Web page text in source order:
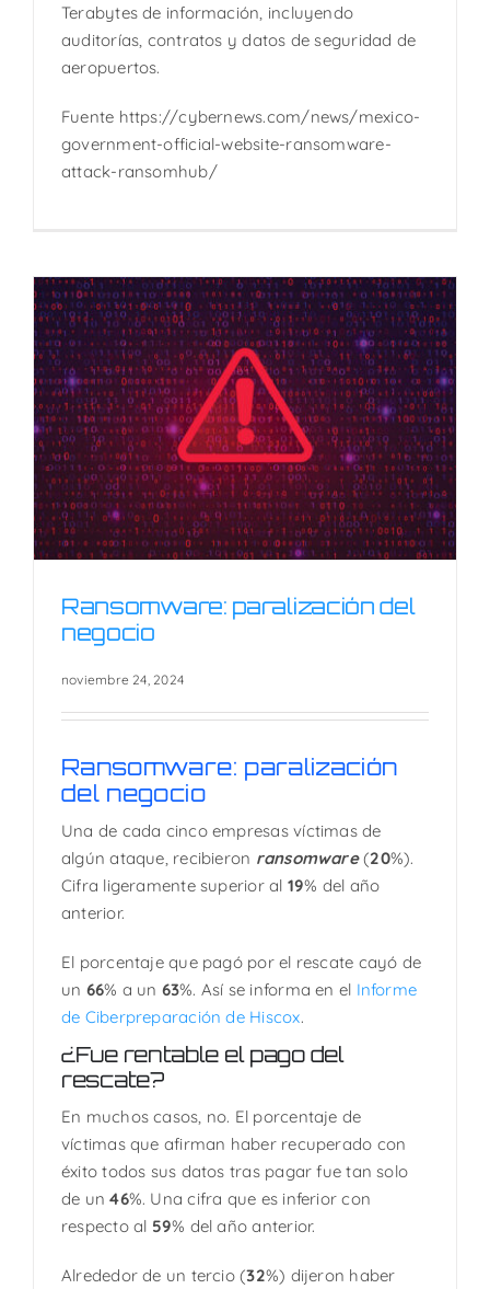
Terabytes de información, incluyendo
auditorías, contratos y datos de seguridad de
aeropuertos.
Fuente https://cybernews.com/news/mexico-
government-official-website-ransomware-
attack-ransomhub/
Ransomware: paralización del
Ransomware: paralización del
negocio
noviembre 24, 2024
Ransomware: paralización
del negocio
Una de cada cinco empresas víctimas de
algún ataque, recibieron ransomware(20%).
Cifra ligeramente superior al 19% del año
anterior.
El porcentaje que pagó por el rescate cayó de
un 66% a un 63%. Así se informa en el Informe
de Ciberpreparación de Hiscox.
¿Fue rentable el pago del
rescate?
En muchos casos, no. El porcentaje de
víctimas que afirman haber recuperado con
éxito todos sus datos tras pagar fue tan solo
de un46%. Una cifra que es inferior con
respecto al 59% del año anterior.
Alrededor de un tercio (32%) dijeron haber